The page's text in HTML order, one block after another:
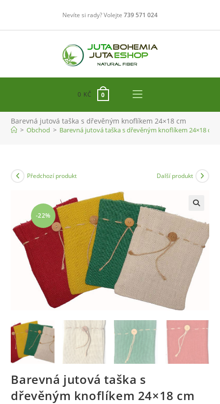
obsahu
Nevíte si rady? Volejte 739 571 024
0 KČ 0
Barevná jutová taška s dřevěným knoflíkem 24×18 cm
> Obchod > Barevná jutová taška s dřevěným knoflíkem 24×18 cm
-22%
Předchozí produkt Další produkt
Barevná jutová taška s
dřevěným knoflíkem 24×18 cm